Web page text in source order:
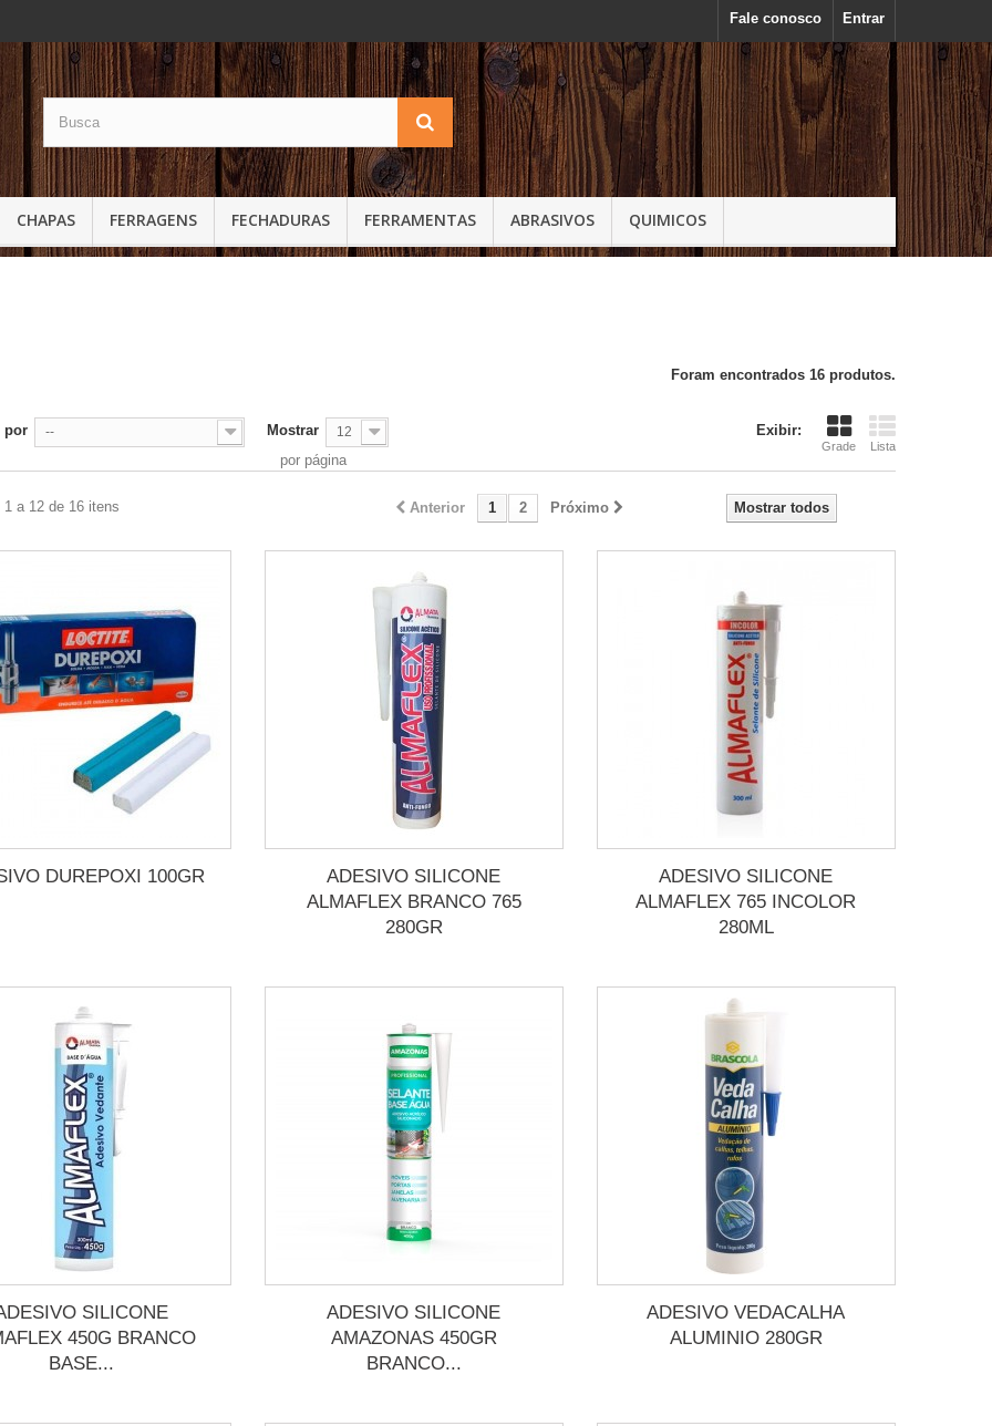
Entrar
Fale conosco
CHAPAS FERRAGENS FECHADURAS FERRAMENTAS ABRASIVOS QUIMICOS
Foram encontrados 16 produtos.
Exibir:
Grade Lista
por -- Mostrar 12
por página
Mostrar todos
Anterior 1 2 Próximo
1 a 12 de 16 itens
DUREPOXI 100GR
ADESIVO SILICONE
ALMAFLEX BRANCO 765
280GR
ADESIVO SILICONE
ALMAFLEX 765 INCOLOR
280ML
SILICONE
450G BRANCO
BASE...
ADESIVO SILICONE
AMAZONAS 450GR
BRANCO...
ADESIVO VEDACALHA
ALUMINIO 280GR